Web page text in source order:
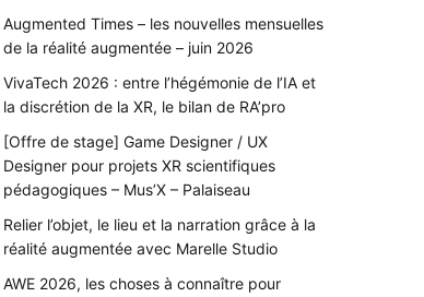
Augmented Times – les nouvelles mensuelles
de la réalité augmentée – juin 2026
VivaTech 2026 : entre l’hégémonie de l’IA et
la discrétion de la XR, le bilan de RA’pro
[Offre de stage] Game Designer / UX
Designer pour projets XR scientifiques
pédagogiques – Mus’X – Palaiseau
Relier l’objet, le lieu et la narration grâce à la
réalité augmentée avec Marelle Studio
AWE 2026, les choses à connaître pour